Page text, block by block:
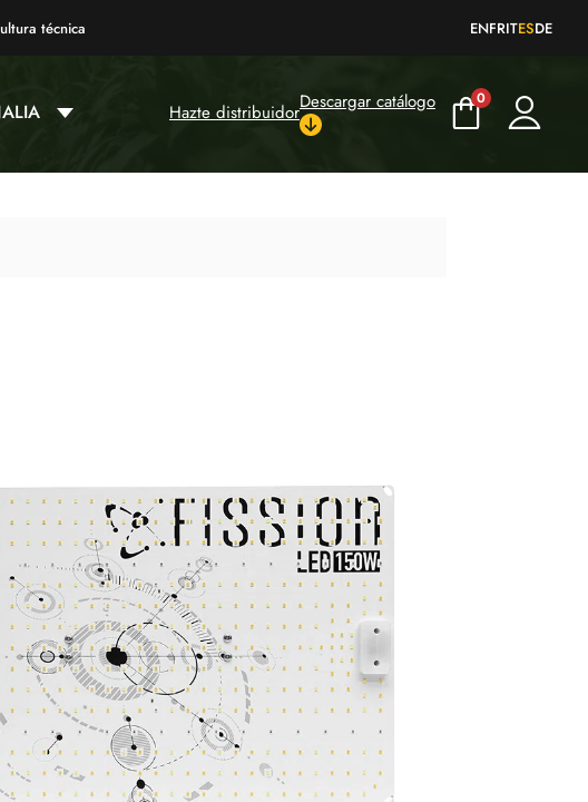
ENFRITESDE
técnica
Hazte distribuidorDescargar catálogo 0